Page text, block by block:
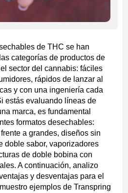
de THC se han
categorías de productos de
sector del cannabis: fáciles
rápidos de lanzar al
y con una ingeniería cada
estás evaluando líneas de
marca, es fundamental
formatos desechables:
a grandes, diseños sin
doble sabor, vaporizadores
de doble bobina con
A continuación, analizo
y desventajas para el
ejemplos de Transpring